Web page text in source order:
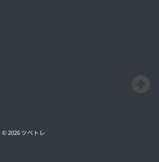
© 2026 ツベトレ